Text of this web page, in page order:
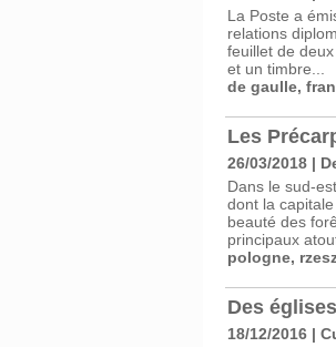
La Poste a
relations
feuillet de
et un timbre...
de gaulle,
Les
26/03/2018|
Dans le sud-
dont la
beauté des
principaux
pologne,
Des
18/12/2016|